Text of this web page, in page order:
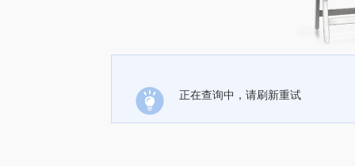
正在查询中，请刷新重试